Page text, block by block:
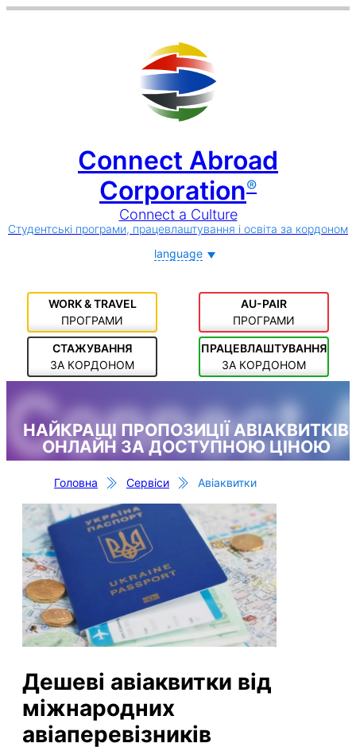
Connect Abroad
Corporation®
Connect a Culture
Студентські програми, працевлаштування і освіта за кордоном
language
WORK & TRAVEL
ПРОГРАМИ
AU-PAIR
ПРОГРАМИ
СТАЖУВАННЯ
ЗА КОРДОНОМ
ПРАЦЕВЛАШТУВАННЯ
ЗА КОРДОНОМ
Connect
НАЙКРАЩІ ПРОПОЗИЦІЇ АВІАКВИТКІВ
ОНЛАЙН ЗА ДОСТУПНОЮ ЦІНОЮ
Головна Сервіси Авіаквитки
Дешеві авіаквитки від
міжнародних
авіаперевізників